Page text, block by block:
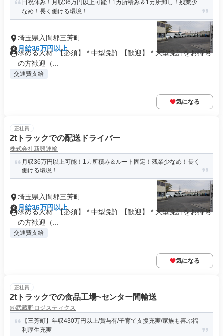
日祝休み！月収36万円以上可能！1カ所積み＆1カ所卸し！残業少
なめ！長く働ける環境！
埼玉県入間郡三芳町
月給36万円以上
求める人材: 【必須】 * 中型免許 【歓迎】 * 大型免許をお持ち
の方歓迎（...
交通費支給
気になる
正社員
2tトラックでの配送ドライバー
株式会社新興運輸
月収36万円以上可能！1カ所積み＆ルート固定！残業少なめ！長く
働ける環境！
埼玉県入間郡三芳町
月給36万円以上
求める人材: 【必須】 * 中型免許 【歓迎】 * 大型免許をお持ち
の方歓迎（...
交通費支給
気になる
正社員
2tトラックでの食品工場~センター間輸送
㈱武蔵野ロジスティクス
【三芳町】年収430万円以上/賞与有/子育て支援充実/家族も喜ぶ福
利厚生充実